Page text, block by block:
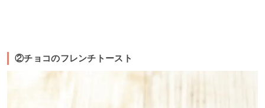
②チョコのフレンチトースト